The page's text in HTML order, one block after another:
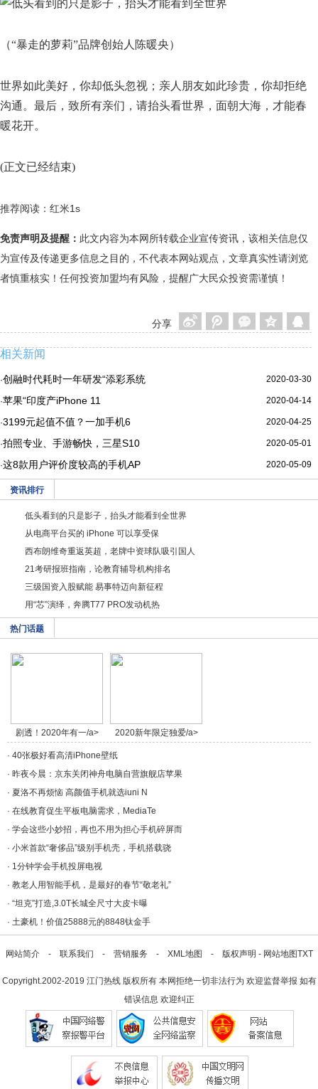
（“暴走的萝莉”品牌创始人陈暖央）
世界如此美好，你却低头忽视；亲人朋友如此珍贵，你却拒绝
沟通。最后，致所有亲们，请抬头看世界，面朝大海，才能春
暖花开。
(正文已经结束)
推荐阅读： 红米1s
免责声明及提醒： 此文内容为本网所转载企业宣传资讯，该相关信息仅
为宣传及传递更多信息之目的，不代表本网站观点，文章真实性请浏览
者慎重核实！任何投资加盟均有风险，提醒广大民众投资需谨慎！
分享
相关新闻
2020-03-30
·创融时代耗时一年研发“添彩系统
2020-04-14
·苹果“印度产iPhone 11
2020-04-25
·3199元起值不值？一加手机6
2020-05-01
·拍照专业、手游畅快，三星S10
2020-05-09
·这8款用户评价度较高的手机AP
资讯排行
低头看到的只是影子，抬头才能看到全世界
从电商平台买的 iPhone 可以享受保
西布朗维奇重返英超，老牌中资球队吸引国人
21考研报班指南，论教育辅导机构排名
三级国资入股赋能 易事特迈向新征程
用“芯”演绎，奔腾T77 PRO发动机热
热门话题
剧透！2020年有一/a> 2020新年限定独爱/a>
· 40张极好看高清iPhone壁纸
· 昨夜今晨：京东关闭神舟电脑自营旗舰店苹果
· 夏洛不再烦恼 高颜值手机就选iuni N
· 在线教育促生平板电脑需求，MediaTe
· 学会这些小妙招，再也不用为担心手机碎屏而
· 小米首款“奢侈品”级别手机壳，手机搭载骁
· 1分钟学会手机投屏电视
· 教老人用智能手机，是最好的春节“敬老礼”
· “坦克”打造,3.0T长城全尺寸大皮卡曝
· 土豪机！价值25888元的8848钛金手
网站简介- 联系我们 - 营销服务 - XML地图 - 版权声明 - 网站地图TXT
Copyright.2002-2019 江门热线版权所有 本网拒绝一切非法行为 欢迎监督举报 如有
错误信息 欢迎纠正